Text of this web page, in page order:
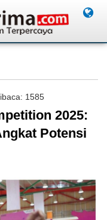
1585
2025:
Potensi